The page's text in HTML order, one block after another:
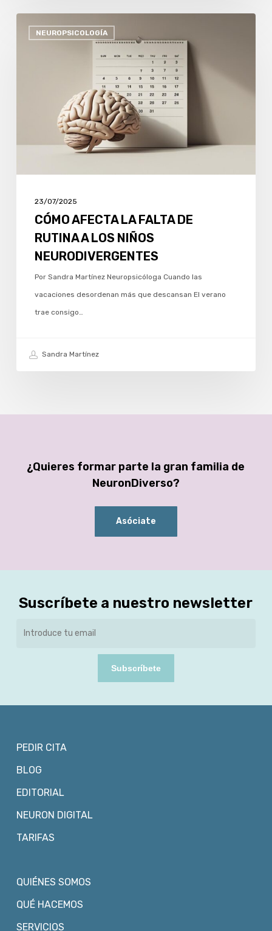
NEUROPSICOLOGÍA
AFECTA
LOS
23/07/2025
CÓMO AFECTA LA FALTA DE
RUTINA A LOS NIÑOS
NEURODIVERGENTES
Por Sandra Martínez Neuropsicóloga Cuando las
vacaciones desordenan más que descansan El verano
trae consigo…
Sandra Martínez
¿Quieres formar parte la gran familia de
NeuronDiverso?
Asóciate
Suscríbete a nuestro newsletter
Subscríbete
PEDIR CITA
BLOG
EDITORIAL
NEURON DIGITAL
TARIFAS
QUIÉNES SOMOS
QUÉ HACEMOS
SERVICIOS